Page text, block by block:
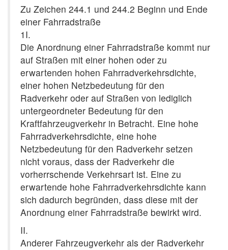
Zu Zeichen 244.1 und 244.2 Beginn und Ende
einer Fahrradstraße
1I.
Die Anordnung einer Fahrradstraße kommt nur
auf Straßen mit einer hohen oder zu
erwartenden hohen Fahrradverkehrsdichte,
einer hohen Netzbedeutung für den
Radverkehr oder auf Straßen von lediglich
untergeordneter Bedeutung für den
Kraftfahrzeugverkehr in Betracht. Eine hohe
Fahrradverkehrsdichte, eine hohe
Netzbedeutung für den Radverkehr setzen
nicht voraus, dass der Radverkehr die
vorherrschende Verkehrsart ist. Eine zu
erwartende hohe Fahrradverkehrsdichte kann
sich dadurch begründen, dass diese mit der
Anordnung einer Fahrradstraße bewirkt wird.
II.
Anderer Fahrzeugverkehr als der Radverkehr